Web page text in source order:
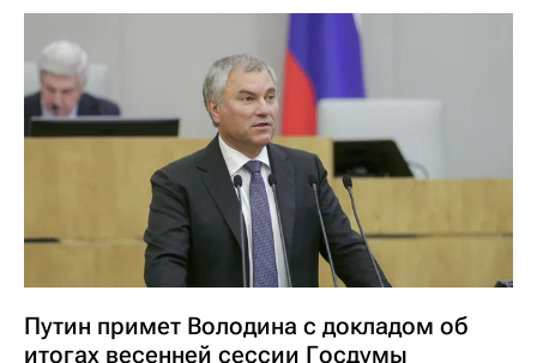
Путин примет Володина с докладом об
итогах весенней сессии Госдумы